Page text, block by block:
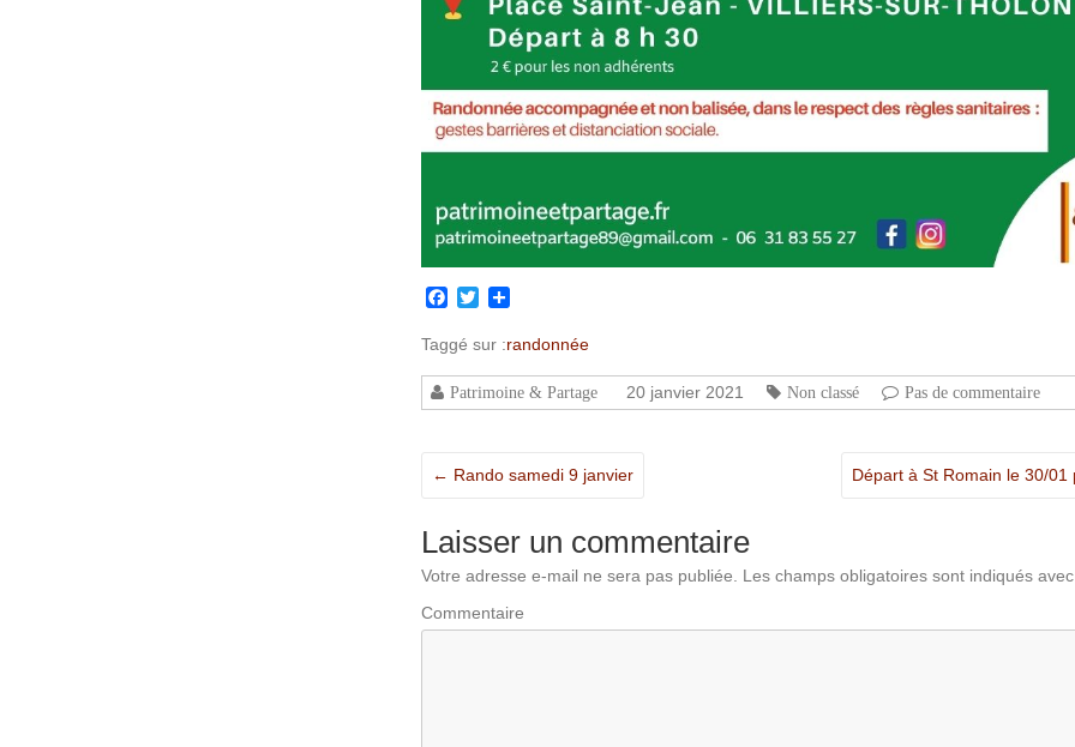
Facebook
Twitter
Taggé sur :randonnée
Patrimoine & Partage 20 janvier 2021 Non classé Pas de commentaire
← Rando samedi 9 janvier Départ à St Romain le 30/01
Laisser un commentaire
Votre adresse e-mail ne sera pas publiée. Les champs obligatoires sont indiqués
Commentaire